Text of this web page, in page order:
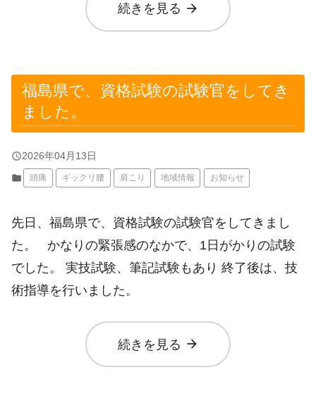
続きを見る arrow_forward
福島県で、資格試験の試験官をしてき
ました。
query_builder2026年04月13日
folder 頭痛 ギックリ腰 肩こり 地域情報 お知らせ
先日、福島県で、資格試験の試験官をしてきまし
た。 かなりの緊張感のなかで、1日がかりの試験
でした。 実技試験、筆記試験もあり 終了後は、技
術指導を行いました。
続きを見る arrow_forward